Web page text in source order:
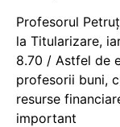
Profesorul
la Titularizare,
8.70 / Astfel de
profesorii buni,
resurse
important